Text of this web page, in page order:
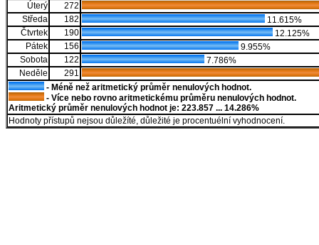
Úterý
272
Středa
182
11.615%
Čtvrtek
190
12.125%
Pátek
156
9.955%
Sobota
122
7.786%
Neděle
291
- Méně než aritmetický průměr nenulových hodnot.
- Více nebo rovno aritmetickému průměru nenulových hodnot.
Aritmetický průměr nenulových hodnot je: 223.857 ... 14.286%
Hodnoty přístupů nejsou důležíté, důležité je procentuélní vyhodnocení.